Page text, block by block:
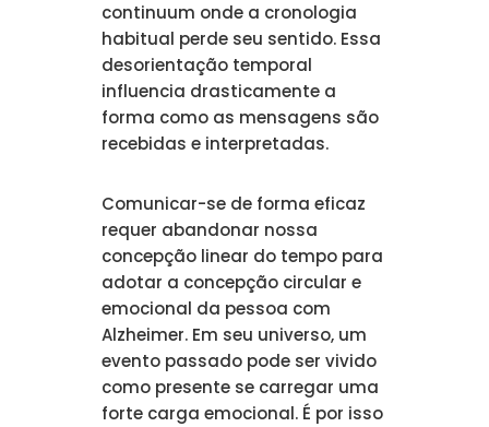
continuum onde a cronologia
habitual perde seu sentido. Essa
desorientação temporal
influencia drasticamente a
forma como as mensagens são
recebidas e interpretadas.
Comunicar-se de forma eficaz
requer abandonar nossa
concepção linear do tempo para
adotar a concepção circular e
emocional da pessoa com
Alzheimer. Em seu universo, um
evento passado pode ser vivido
como presente se carregar uma
forte carga emocional. É por isso